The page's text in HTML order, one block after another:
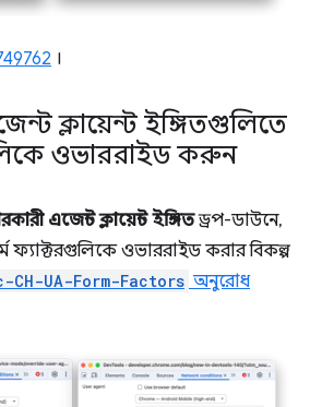
।
ক্লায়েন্ট ইঙ্গিতগুলিতে
ওভাররাইড করুন
এজেন্ট ক্লায়েন্ট ইঙ্গিতড্রপ-ডাউনে,
ওভাররাইড করার বিকল্প
CH-UA-Form-Factors অনুরোধ